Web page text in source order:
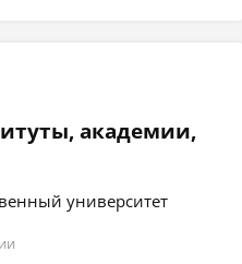
академии,
университет